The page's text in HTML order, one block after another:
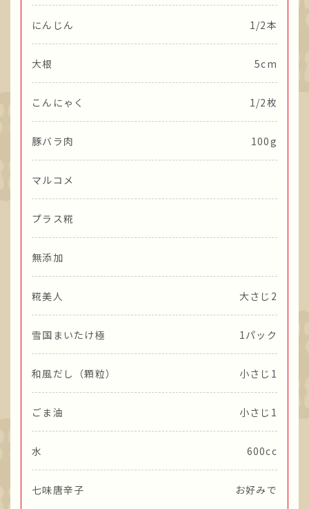
にんじん 1/2本
大根 5cm
こんにゃく 1/2枚
豚バラ肉 100g
マルコメ
プラス糀
無添加
糀美人 大さじ2
雪国まいたけ極 1パック
和風だし（顆粒） 小さじ1
ごま油 小さじ1
水 600cc
七味唐辛子 お好みで